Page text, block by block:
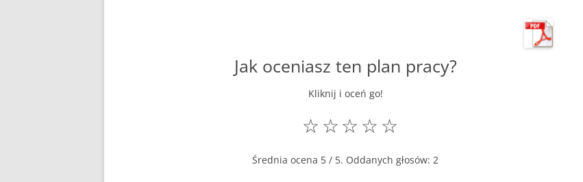
Jak oceniasz ten plan pracy?
Kliknij i oceń go!
☆
☆
☆
☆
☆
Średnia ocena 5 / 5. Oddanych głosów:2